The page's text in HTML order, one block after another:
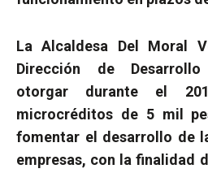
La Alcaldesa Del Moral
Dirección de
otorgar durante el
microcréditos de 5 mil
fomentar el desarrollo de
empresas, con la finalidad